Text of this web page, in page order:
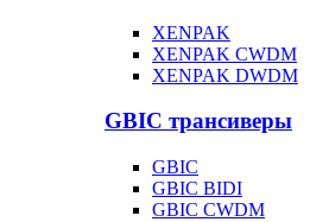
XENPAK
XENPAK CWDM
XENPAK DWDM
GBIC трансиверы
GBIC
GBIC BIDI
GBIC CWDM